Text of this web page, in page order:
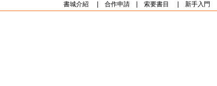
書城介紹 合作申請| 索要書目 新手入門